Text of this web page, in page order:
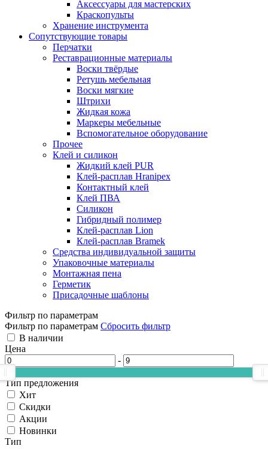
Аксессуары для мастерских
Краскопульты
Хранение инструмента
Сопутствующие товары
Перчатки
Реставрационные материалы
Воски твёрдые
Ретушь мебельная
Воски мягкие
Штрихи
Жидкая кожа
Маркеры мебельные
Вспомогательное оборудование
Прочее
Клей и силикон
Жидкий клей PUR
Клей-расплав Hranipex
Контактный клей
Клей ПВА
Силикон
Гибридный полимер
Клей-расплав Lion
Клей-расплав Bramek
Средства индивидуальной защиты
Упаковочные материалы
Монтажная пена
Герметик
Присадочные шаблоны
Фильтр по параметрам
Фильтр по параметрам Сбросить фильтр
В наличии
Цена
-
Тип предложения
Хит
Скидки
Акции
Новинки
Тип